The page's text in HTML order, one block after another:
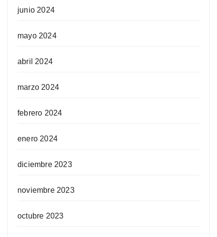
junio 2024
mayo 2024
abril 2024
marzo 2024
febrero 2024
enero 2024
diciembre 2023
noviembre 2023
octubre 2023